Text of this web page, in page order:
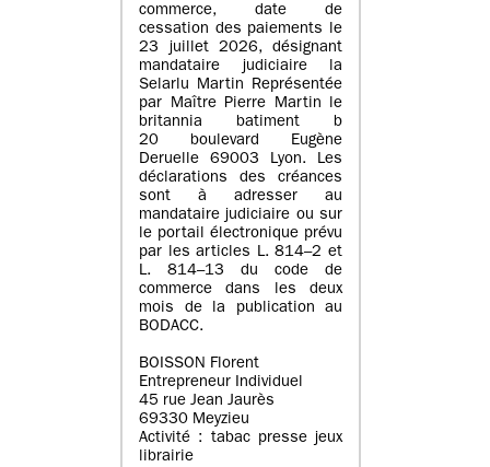
commerce, date de
cessation des paiements le
23 juillet 2026, désignant
mandataire judiciaire la
Selarlu Martin Représentée
par Maître Pierre Martin le
britannia batiment b
20 boulevard Eugène
Deruelle 69003 Lyon. Les
déclarations des créances
sont à adresser au
mandataire judiciaire ou sur
le portail électronique prévu
par les articles L. 814–2 et
L. 814–13 du code de
commerce dans les deux
mois de la publication au
BODACC.
BOISSON Florent
Entrepreneur Individuel
45 rue Jean Jaurès
69330 Meyzieu
Activité : tabac presse jeux
librairie